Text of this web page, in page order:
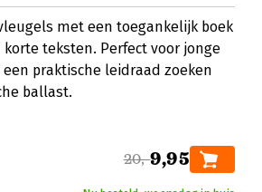
met een toegankelijk boek
teksten. Perfect voor jonge
praktische leidraad zoeken
ballast.
20,-9,95